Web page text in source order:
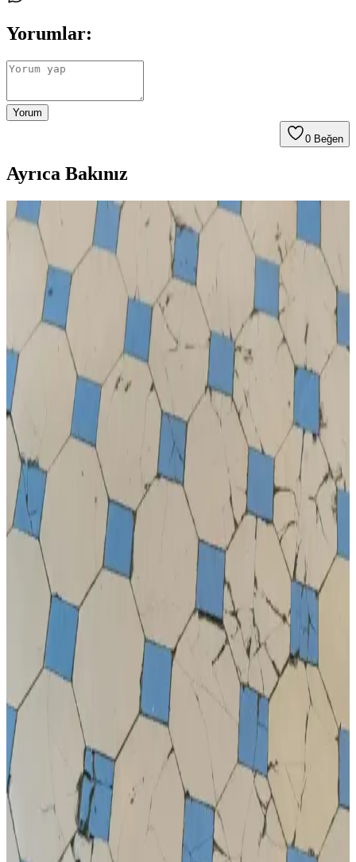
Yorumlar:
Yorum
0 Beğen
Ayrıca Bakınız
Tek Çanta Seyahat: Aileler İçin Hafif, Pratik ve
Esnek Seyahat Yöntemi
Tek çanta seyahat yöntemi, ailelerin bagaj yükünü azaltarak
havaalanında hızlı hareket etmelerini sağlar. Minimalist paketleme ve
doğru ekipman seçimiyle seyahat daha pratik ve esnek hale gelir.
Hafta Sonu ve Çocuklarla Dış Mekan Aktiviteleri
İçin Çanta Seçimi ve Kullanımı
Hafta sonu ve çocuklarla dış mekan aktivitelerinde çanta seçimi,
taşıma kapasitesi ve organizasyon açısından önemlidir. Sling, sırt ve
çok amaçlı çantalar farklı ihtiyaçlara uygun çözümler sunar.
Genel Markalar Dad & Mom Kolej Fontlu Yıkamalı
Beyzbol Kep Seti Geniş Kullanım Alanlarıyla
Yüksek kaliteli pamuklu kumaş, modern tasarım ve uygun fiyatıyla
dikkat çeken beyzbol kepi seti, gençler ve çocuklar için ideal,
dayanıklı ve rahat kullanım sağlar.
Messi çocuk kramponları: Performansı artıran ve
stil sahibi futbol ayakkabıları
Messi çocuk kramponları, şık tasarımı ve üstün performans
özellikleriyle küçük futbolcuların favorisi. Hafif, dayanıklı ve
konforlu yapısıyla sahada fark yaratır.
Nike Çocuk Sweatshirt Koleksiyonu: Konfor ve
Şıklığın Mükemmel Buluşması
Nike çocuk sweatshirtleri, konfor, dayanıklılık ve şıklığı bir arada
sunar. Canlı renkler ve pratik modellerle çocuklar için ideal günlük
ve spor giyim seçenekleri.
Kiko Kids Rio Günlük Spor Erkek Çocuk
Basketbol Ayakkabısı Özellikleri ve Performansı
Kiko Kids Rio çocuk basketbol ayakkabısı, hafifliği ve şık
tasarımıyla günlük kullanım ve spor aktiviteleri için ideal. Dayanıklı
microfiber ve kaymaz taban özellikleriyle güvenli ve rahat hareket
sağlar.